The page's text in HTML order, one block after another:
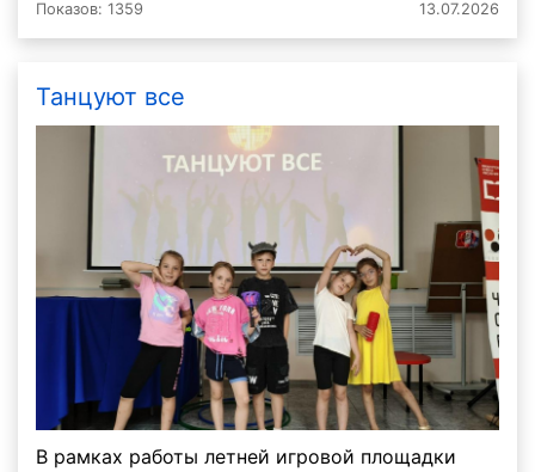
Показов: 1359 13.07.2026
Танцуют все
В рамках работы летней игровой площадки